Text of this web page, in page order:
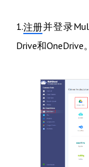
1.注册并登录
Drive和OneDrive。